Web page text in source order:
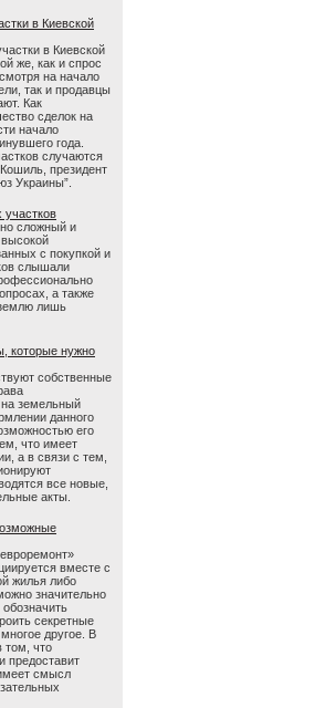
в Киевской
в Киевской
же, как и спрос
на начало
так и продавцы
Как
сделок на
начало
года.
случаются
президент
Украины”.
участков
сложный и
с покупкой и
слышали
а также
лишь
которые нужно
собственные
на земельный
данного
его
что имеет
а в связи с тем,
все новые,
акты.
вместе с
жилья либо
значительно
секретные
другое. В
том, что
предоставит
смысл